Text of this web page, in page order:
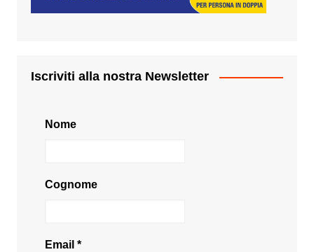
Iscriviti alla nostra Newsletter
Nome
Cognome
Email *